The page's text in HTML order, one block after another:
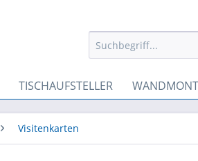
TISCHAUFSTELLER
Visitenkarten